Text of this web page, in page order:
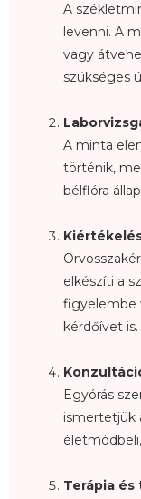
A
levenni. A
vagy
szükséges
A minta
történik,
bélflóra
elkészíti a
figyelembe
kérdőívet is.
Egyórás
ismertetjük
Terápia